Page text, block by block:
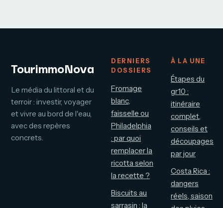
TourimmoNova
Le média du littoral et du
terroir : investir, voyager
et vivre au bord de l'eau,
avec des repères
concrets.
DERNIERS
DOSSIERS
Fromage
blanc,
faisselle ou
Philadelphia
: par quoi
remplacer la
ricotta selon
la recette ?
Biscuits au
sarrasin : la
À LA UNE
Étapes du
gr10 :
itinéraire
complet,
conseils et
découpages
par jour
Costa Rica :
dangers
réels, saison